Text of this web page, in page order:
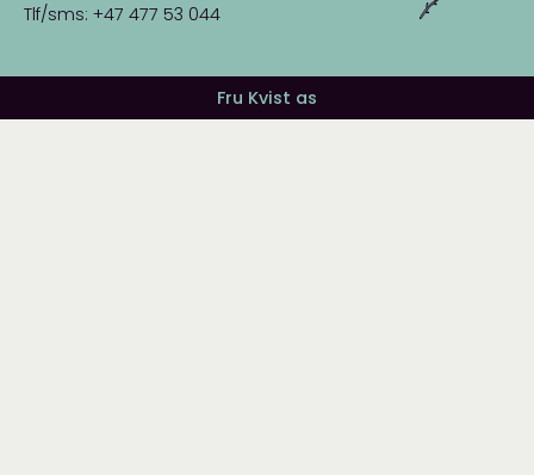
Tlf/sms: +47 477 53 044
Fru Kvist as